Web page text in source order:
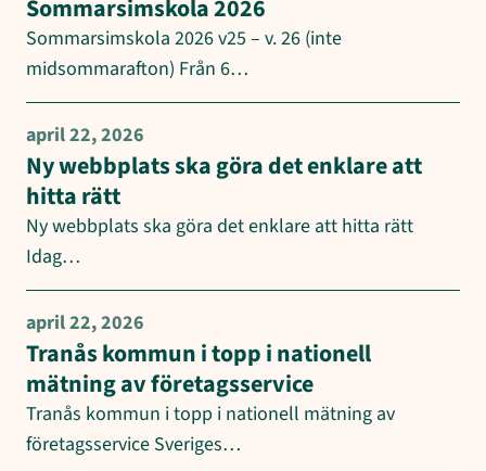
Sommarsimskola 2026
Sommarsimskola 2026 v25 – v. 26 (inte
midsommarafton) Från 6…
april 22, 2026
Ny webbplats ska göra det enklare att
hitta rätt
Ny webbplats ska göra det enklare att hitta rätt
Idag…
april 22, 2026
Tranås kommun i topp i nationell
mätning av företagsservice
Tranås kommun i topp i nationell mätning av
företagsservice Sveriges…